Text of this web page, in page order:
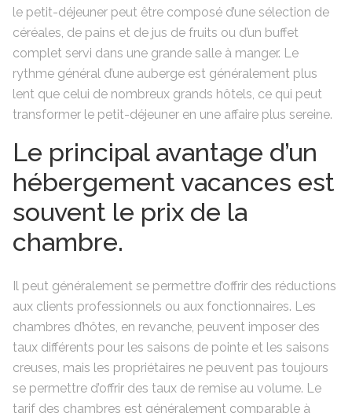
le petit-déjeuner peut être composé d’une sélection de
céréales, de pains et de jus de fruits ou d’un buffet
complet servi dans une grande salle à manger. Le
rythme général d’une auberge est généralement plus
lent que celui de nombreux grands hôtels, ce qui peut
transformer le petit-déjeuner en une affaire plus sereine.
Le principal avantage d’un
hébergement vacances est
souvent le prix de la
chambre.
Il peut généralement se permettre d’offrir des réductions
aux clients professionnels ou aux fonctionnaires. Les
chambres d’hôtes, en revanche, peuvent imposer des
taux différents pour les saisons de pointe et les saisons
creuses, mais les propriétaires ne peuvent pas toujours
se permettre d’offrir des taux de remise au volume. Le
tarif des chambres est généralement comparable à